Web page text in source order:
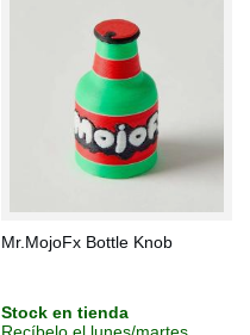
Mr.MojoFx Bottle Knob
Stock en tienda